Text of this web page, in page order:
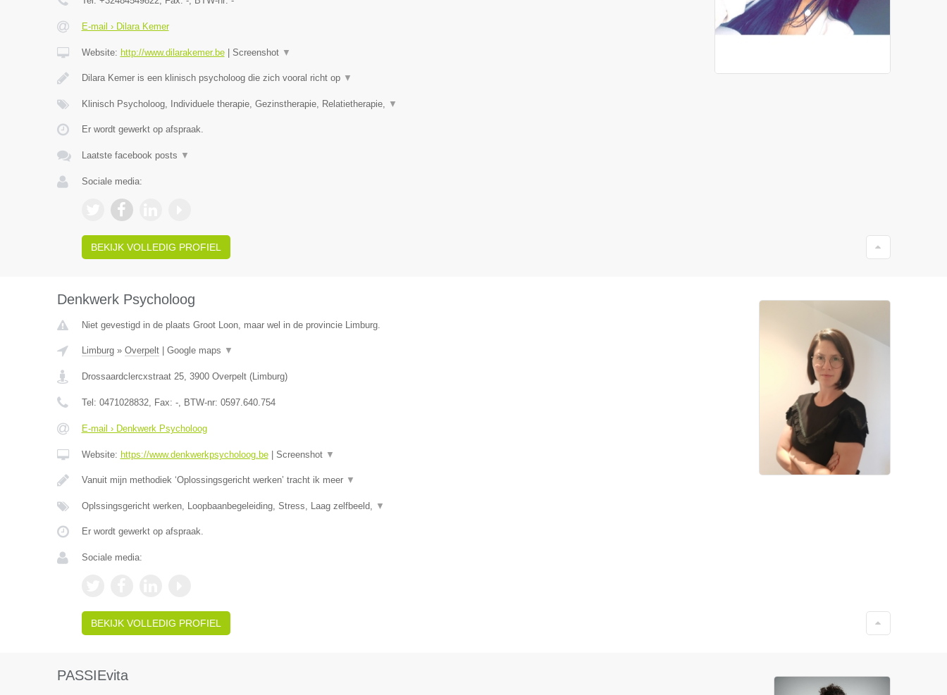
E-mail › Dilara Kemer
Website: http://www.dilarakemer.be| Screenshot ▼
Dilara Kemer is een klinisch psycholoog die zich vooral richt op ▼
Klinisch Psycholoog, Individuele therapie, Gezinstherapie, Relatietherapie, ▼
Er wordt gewerkt op afspraak.
Laatste facebook posts ▼
Sociale media:
BEKIJK VOLLEDIG PROFIEL
Denkwerk Psycholoog
Niet gevestigd in de plaats Groot Loon, maar wel in de provincie Limburg.
Limburg» Overpelt| Google maps ▼
Drossaardclercxstraat 25, 3900 Overpelt(Limburg)
Tel: 0471028832, Fax: -, BTW-nr: 0597.640.754
E-mail › Denkwerk Psycholoog
Website: https://www.denkwerkpsycholoog.be| Screenshot ▼
Vanuit mijn methodiek ‘Oplossingsgericht werken’ tracht ik meer ▼
Oplssingsgericht werken, Loopbaanbegeleiding, Stress, Laag zelfbeeld, ▼
Er wordt gewerkt op afspraak.
Sociale media:
BEKIJK VOLLEDIG PROFIEL
PASSIEvita